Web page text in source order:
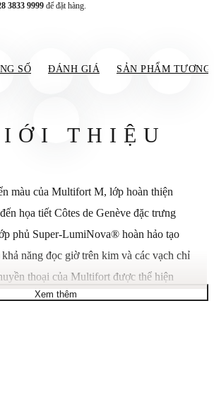
3833 9999 để đặt hàng.
SỐ ĐÁNH GIÁ SẢN PHẨM TƯƠNG
THIỆU
màu của Multifort M, lớp hoàn thiện
họa tiết Côtes de Genève đặc trưng
phủ Super-LumiNova® hoàn hảo tạo
năng đọc giờ trên kim và các vạch chỉ
thoại của Multifort được thể hiện
bộ máy Caliber 80 nổi tiếng. Khả năng
Xem thêm